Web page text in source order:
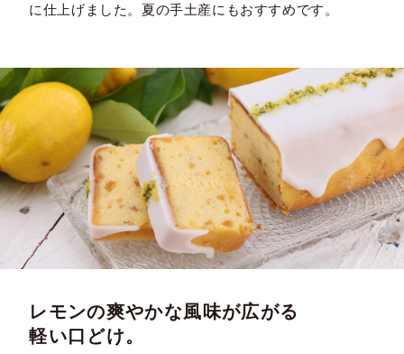
に仕上げました。夏の手土産にもおすすめです。
レモンの爽やかな風味が広がる
軽い口どけ。